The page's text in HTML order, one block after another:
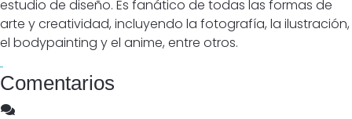
estudio de diseño. Es fanático de todas las formas de
arte y creatividad, incluyendo la fotografía, la ilustración,
el bodypainting y el anime, entre otros.
Comentarios